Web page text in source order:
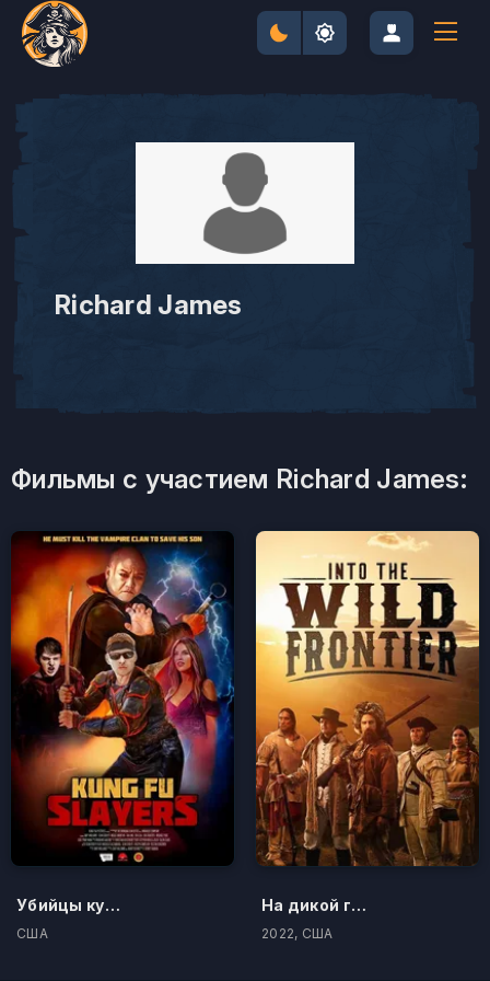
Richard James
Фильмы с участием Richard James:
Убийцы кунг-фу
США
На дикой границе
2022, США